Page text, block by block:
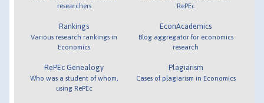
researchers
Rankings
Various research rankings in
Economics
RePEc Genealogy
Who was a student of whom,
using RePEc
RePEc
EconAcademics
Blog aggregator for economics
research
Plagiarism
Cases of plagiarism in Economics